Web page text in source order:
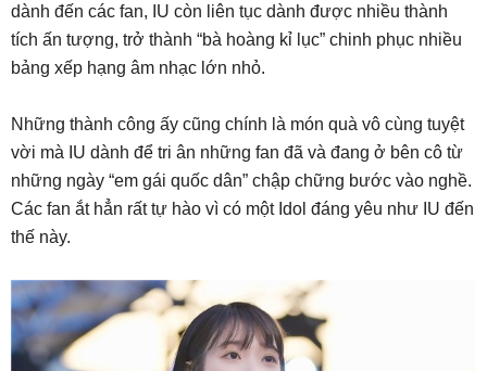
dành đến các fan, IU còn liên tục dành được nhiều thành
tích ấn tượng, trở thành “bà hoàng kỉ lục” chinh phục nhiều
bảng xếp hạng âm nhạc lớn nhỏ.
Những thành công ấy cũng chính là món quà vô cùng tuyệt
vời mà IU dành để tri ân những fan đã và đang ở bên cô từ
những ngày “em gái quốc dân” chập chững bước vào nghề.
Các fan ắt hẳn rất tự hào vì có một Idol đáng yêu như IU đến
thế này.